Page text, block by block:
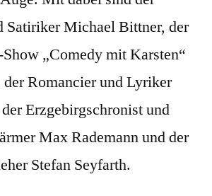
Satiriker Michael Bittner, der
„Comedy mit Karsten“
Romancier und Lyriker
Erzgebirgschronist und
Max Rademann und der
Stefan Seyfarth.